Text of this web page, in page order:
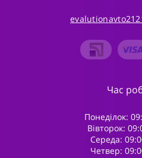
Час
Понеділок:
Вівторок:
Середа:
Четвер: